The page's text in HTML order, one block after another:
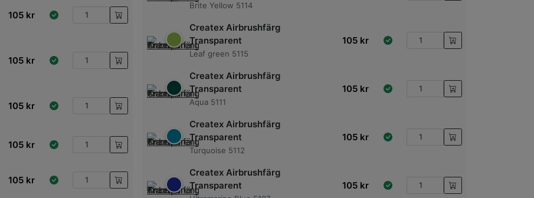
105 kr
105 kr
105 kr
105 kr
105 kr
Brite Yellow 5114
Createx Airbrushfärg
Transparent
Leaf green 5115
105 kr
Createx Airbrushfärg
Transparent
Aqua 5111
105 kr
Createx Airbrushfärg
Transparent
Turquoise 5112
105 kr
Createx Airbrushfärg
Transparent
105 kr